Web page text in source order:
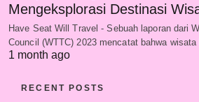
Mengeksplorasi Destinasi
Have Seat Will Travel - Sebuah laporan dari
Council (WTTC) 2023 mencatat bahwa wisata
1 month ago
RECENT POSTS